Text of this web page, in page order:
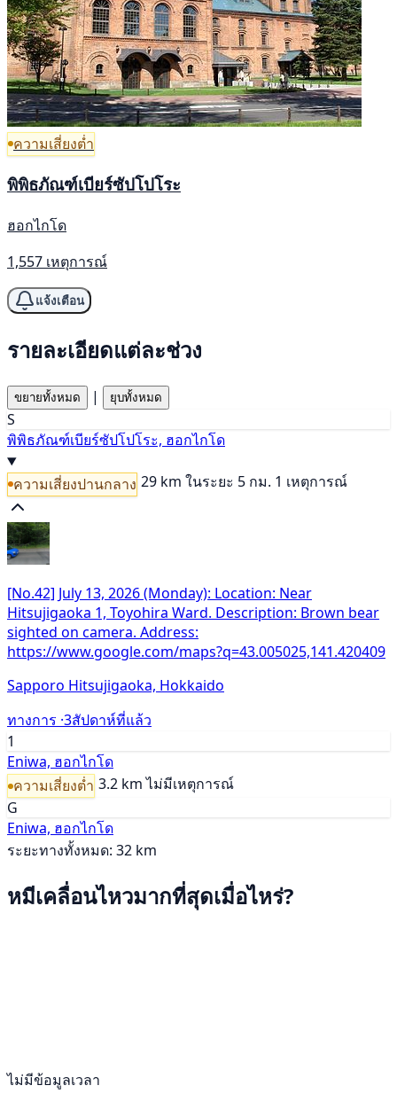
ความเสี่ยงต่ำ
พิพิธภัณฑ์เบียร์ซัปโปโระ
ฮอกไกโด
1,557 เหตุการณ์
แจ้งเตือน
รายละเอียดแต่ละช่วง
ขยายทั้งหมด | ยุบทั้งหมด
S
พิพิธภัณฑ์เบียร์ซัปโปโระ, ฮอกไกโด
ความเสี่ยงปานกลาง 29 km ในระยะ 5 กม. 1 เหตุการณ์
[No.42] July 13, 2026 (Monday): Location: Near
Hitsujigaoka 1, Toyohira Ward. Description: Brown bear
sighted on camera. Address:
https://www.google.com/maps?q=43.005025,141.420409
Sapporo Hitsujigaoka, Hokkaido
ทางการ ·3สัปดาห์ที่แล้ว
1
Eniwa, ฮอกไกโด
ความเสี่ยงต่ำ 3.2 km ไม่มีเหตุการณ์
G
Eniwa, ฮอกไกโด
ระยะทางทั้งหมด: 32 km
หมีเคลื่อนไหวมากที่สุดเมื่อไหร่?
ไม่มีข้อมูลเวลา